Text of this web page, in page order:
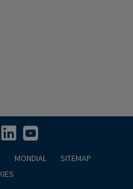
MONDIAL
SITEMAP